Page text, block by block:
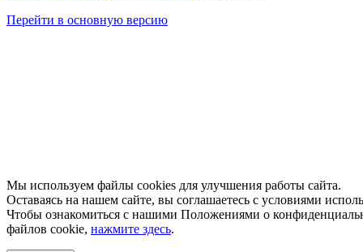
Перейти в основную версию
Мы используем файлы cookies для улучшения работы сайта.
Оставаясь на нашем сайте, вы соглашаетесь с условиями
Чтобы ознакомиться с нашими Положениями о
файлов cookie, нажмите здесь.